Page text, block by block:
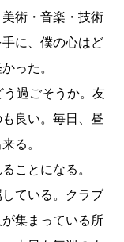
術・音楽・技術
に、僕の心はど
った。
過ごそうか。友
良い。毎日、昼
る。
ことになる。
ている。クラブ
集まっている所